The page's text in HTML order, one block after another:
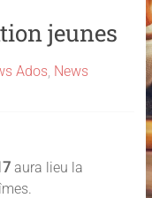
jeunes
Ados, News
aura lieu la